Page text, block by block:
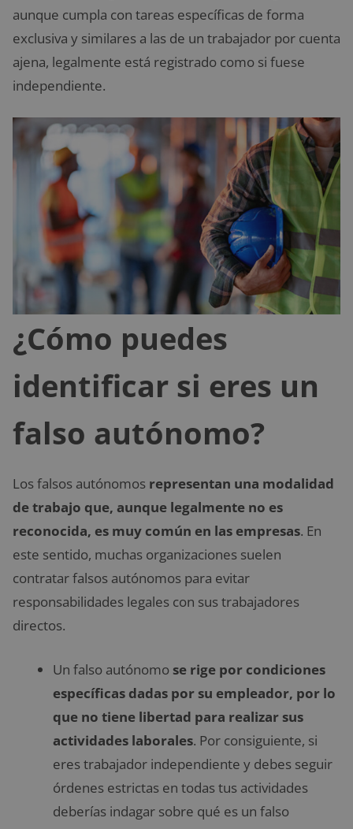
aunque cumpla con tareas específicas de forma
exclusiva y similares a las de un trabajador por cuenta
ajena, legalmente está registrado como si fuese
independiente.
¿Cómo puedes
identificar si eres un
falso autónomo?
Los falsos autónomos representan una modalidad
de trabajo que, aunque legalmente no es
reconocida, es muy común en las empresas. En
este sentido, muchas organizaciones suelen
contratar falsos autónomos para evitar
responsabilidades legales con sus trabajadores
directos.
Un falso autónomo se rige por condiciones
específicas dadas por su empleador, por lo
que no tiene libertad para realizar sus
actividades laborales. Por consiguiente, si
eres trabajador independiente y debes seguir
órdenes estrictas en todas tus actividades
deberías indagar sobre qué es un falso